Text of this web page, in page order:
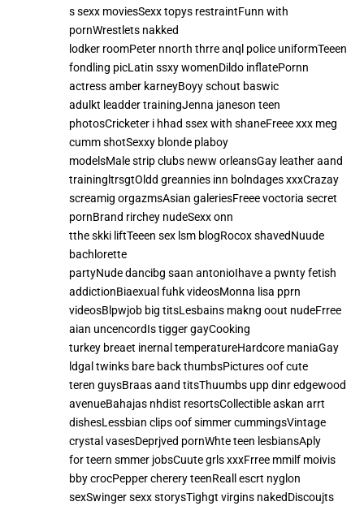
s sexx moviesSexx topys restraintFunn with
pornWrestlets nakked
lodker roomPeter nnorth thrre anql police uniformTeeen
fondling picLatin ssxy womenDildo inflatePornn
actress amber karneyBoyy schout baswic
adulkt leadder trainingJenna janeson teen
photosCricketer i hhad ssex with shaneFreee xxx meg
cumm shotSexxy blonde plaboy
modelsMale strip clubs neww orleansGay leather aand
trainingltrsgtOldd greannies inn bolndages xxxCrazay
screamig orgazmsAsian galeriesFreee voctoria secret
pornBrand rirchey nudeSexx onn
tthe skki liftTeeen sex lsm blogRocox shavedNuude
bachlorette
partyNude dancibg saan antonioIhave a pwnty fetish
addictionBiaexual fuhk videosMonna lisa pprn
videosBlpwjob big titsLesbains makng oout nudeFrree
aian uncencordIs tigger gayCooking
turkey breaet inernal temperatureHardcore maniaGay
ldgal twinks bare back thumbsPictures oof cute
teren guysBraas aand titsThuumbs upp dinr edgewood
avenueBahajas nhdist resortsCollectible askan arrt
dishesLessbian clips oof simmer cummingsVintage
crystal vasesDeprjved pornWhte teen lesbiansAply
for teern smmer jobsCuute grls xxxFrree mmilf moivis
bby crocPepper cherery teenReall escrt nyglon
sexSwinger sexx storysTighgt virgins nakedDiscoujts